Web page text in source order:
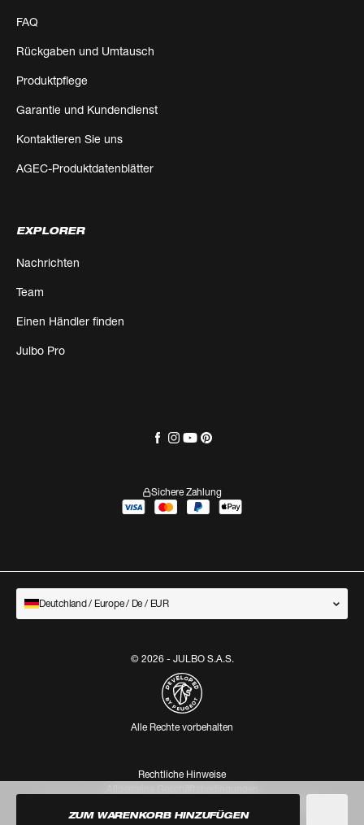
ZUM WARENKORB HINZUFÜGEN
FAQ
Rückgaben und Umtausch
Produktpflege
Garantie und Kundendienst
Kontaktieren Sie uns
AGEC-Produktdatenblätter
EXPLORER
Nachrichten
Team
Einen Händler finden
Julbo Pro
Sichere Zahlung
© 2026 - JULBO S.A.S.
Alle Rechte vorbehalten
Rechtliche Hinweise
European regulation (eu) 2016/425
Deutchland / Europe / De / EUR